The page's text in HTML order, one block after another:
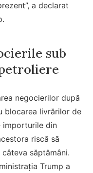
a declarat
sub
negocierilor după
blocarea livrărilor de
importurile din
riscă să
săptămâni.
Trump a